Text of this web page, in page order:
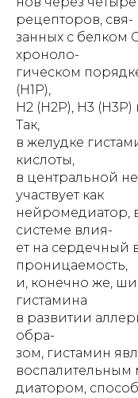
рецепторов, свя-
занных с белком
хроноло-
гическом
(Н1P),
Н2 (Н2Р), Н3 (Н3Р)
Так,
в желудке
кислоты,
в центральной
участвует как
нейромедиатор,
системе влия-
ет на сердечный
проницаемость,
и, конечно же,
гистамина
в развитии
обра-
зом, гистамин
воспалительным
диатором,